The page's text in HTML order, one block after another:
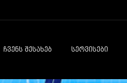
ᲩᲕᲔᲜᲡ ᲨᲔᲡᲐᲮᲔᲑ ᲡᲔᲠᲕᲘᲡᲔᲑᲘ